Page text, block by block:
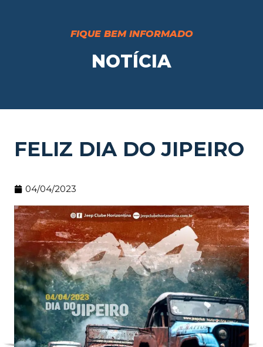
FIQUE BEM INFORMADO
NOTÍCIA
FELIZ DIA DO JIPEIRO
04/04/2023